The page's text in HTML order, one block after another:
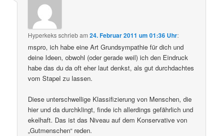
Hyperkeksschriebam24. Februar 2011 um 01:36 Uhr:
mspro, ich habe eine Art Grundsympathie für dich und
deine Ideen, obwohl (oder gerade weil) ich den Eindruck
habe das du da oft eher laut denkst, als gut durchdachtes
vom Stapel zu lassen.
Diese unterschwellige Klassifizierung von Menschen, die
hier und da durchklingt, finde ich allerdings gefährlich und
ekelhaft. Das ist das Niveau auf dem Konservative von
„Gutmenschen“ reden.